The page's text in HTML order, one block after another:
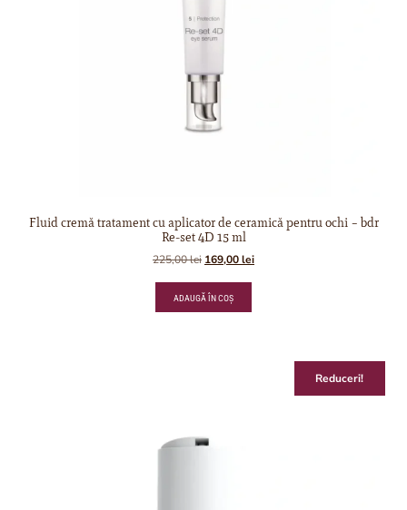
Fluid cremă tratament cu aplicator de ceramică pentru ochi – bdr
Re-set 4D 15 ml
225,00lei 169,00lei
ADAUGĂ ÎN COȘ
Reduceri!